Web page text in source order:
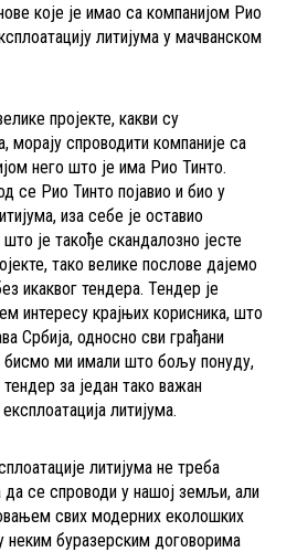
које је имао са компанијом Рио
литијума у мачванском
пројекте, какви су
морају спроводити компаније са
него што је има Рио Тинто.
се Рио Тинто појавио и био у
иза себе је оставио
је такође скандалозно јесте
тако велике послове дајемо
икаквог тендера. Тендер је
интересу крајњих корисника, што
Србија, односно сви грађани
бисмо ми имали што бољу понуду,
за један тако важан
литијума.
литијума не треба
да се спроводи у нашој земљи, али
свих модерних еколошких
неким буразерским договорима